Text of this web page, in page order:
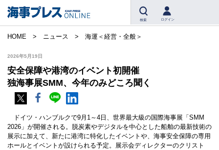
検索 ログイン
HOME ニュース 海運＜経営・全般＞
2026年5月19日
安全保障や港湾のイベント初開催
独海事展SMM、今年のみどころ聞く
ドイツ・ハンブルクで9月1～4日、世界最大級の国際海事展「SMM
2026」が開催される。脱炭素やデジタルを中心とした船舶の最新技術の
展示に加えて、新たに港湾に特化したイベントや、海事安全保障の専用
ホールとイベントが設けられる予定。展示会ディレクターのクリスト